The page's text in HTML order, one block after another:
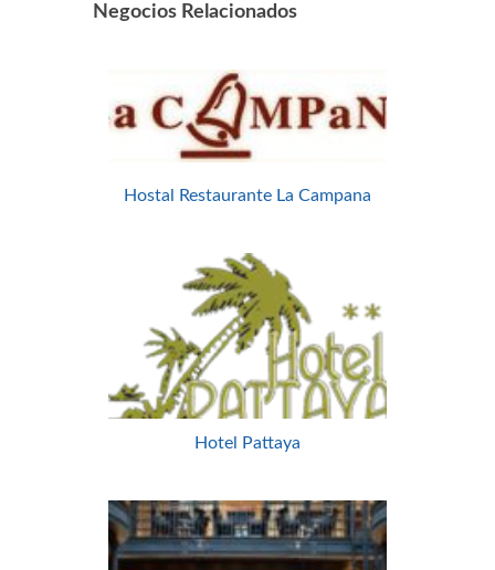
Negocios Relacionados
Hostal Restaurante La Campana
Hotel Pattaya